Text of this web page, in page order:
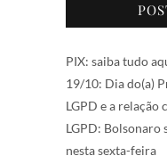
PIX: saiba tudo
19/10: Dia do(a)
LGPD e a relação
LGPD: Bolsonaro
nesta sexta-feira